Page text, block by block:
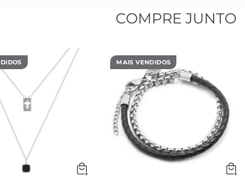
Pedra natural Ágata fosca
de aço inoxidável coluna magnético prata
das Pérolas:
MAIOR:
6 mm
Pérola natural
Fixo, (entre os passadores rondelli)
COMPRE JUNTO
MAIS VENDIDOS